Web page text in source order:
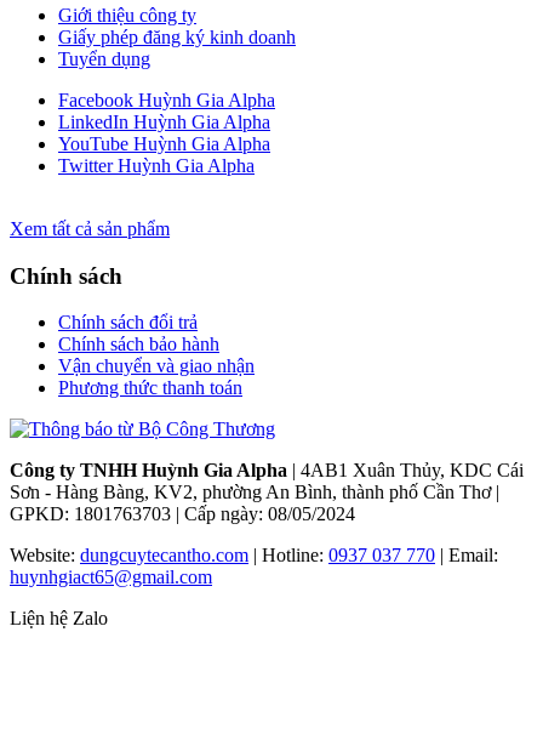
Giới thiệu công ty
Giấy phép đăng ký kinh doanh
Tuyển dụng
Facebook Huỳnh Gia Alpha
LinkedIn Huỳnh Gia Alpha
YouTube Huỳnh Gia Alpha
Twitter Huỳnh Gia Alpha
Xem tất cả sản phẩm
Chính sách
Chính sách đổi trả
Chính sách bảo hành
Vận chuyển và giao nhận
Phương thức thanh toán
Công ty TNHH Huỳnh Gia Alpha | 4AB1 Xuân Thủy, KDC Cái
Sơn - Hàng Bàng, KV2, phường An Bình, thành phố Cần Thơ |
GPKD: 1801763703 | Cấp ngày: 08/05/2024
Website: dungcuytecantho.com | Hotline: 0937 037 770 | Email:
huynhgiact65@gmail.com
Liện hệ Zalo